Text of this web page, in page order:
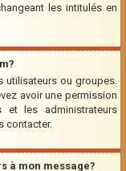
les intitulés en
utilisateurs ou groupes.
avoir une permission
et les administrateurs
contacter.
à mon message?